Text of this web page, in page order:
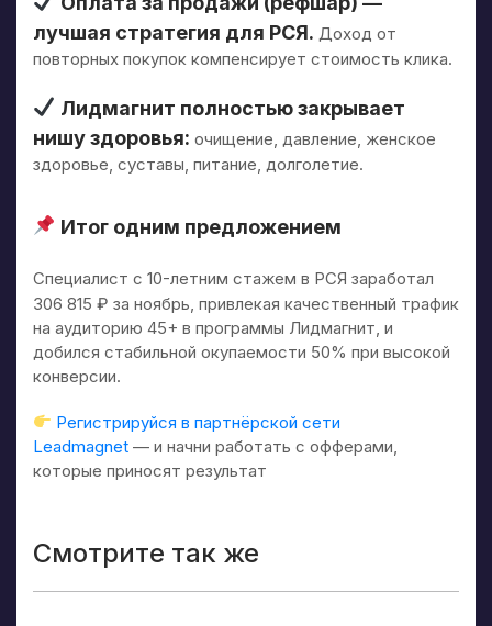
лучшая стратегия для РСЯ. Доход от
повторных покупок компенсирует стоимость клика.
Лидмагнит полностью закрывает
нишу здоровья: очищение, давление, женское
здоровье, суставы, питание, долголетие.
Итог одним предложением
Специалист с 10-летним стажем в РСЯ заработал
306 815 ₽ за ноябрь, привлекая качественный трафик
на аудиторию 45+ в программы Лидмагнит, и
добился стабильной окупаемости 50% при высокой
конверсии.
Регистрируйся в партнёрской сети
Leadmagnet — и начни работать с офферами,
которые приносят результат
Смотрите так же